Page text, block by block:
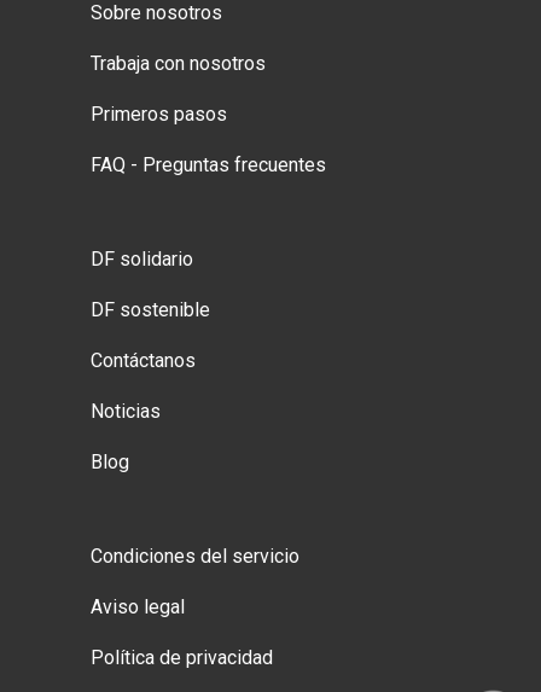
Sobre nosotros
Trabaja con nosotros
Primeros pasos
FAQ - Preguntas frecuentes
DF solidario
DF sostenible
Contáctanos
Noticias
Blog
Condiciones del servicio
Aviso legal
Política de privacidad